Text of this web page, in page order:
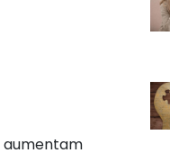
aumentam